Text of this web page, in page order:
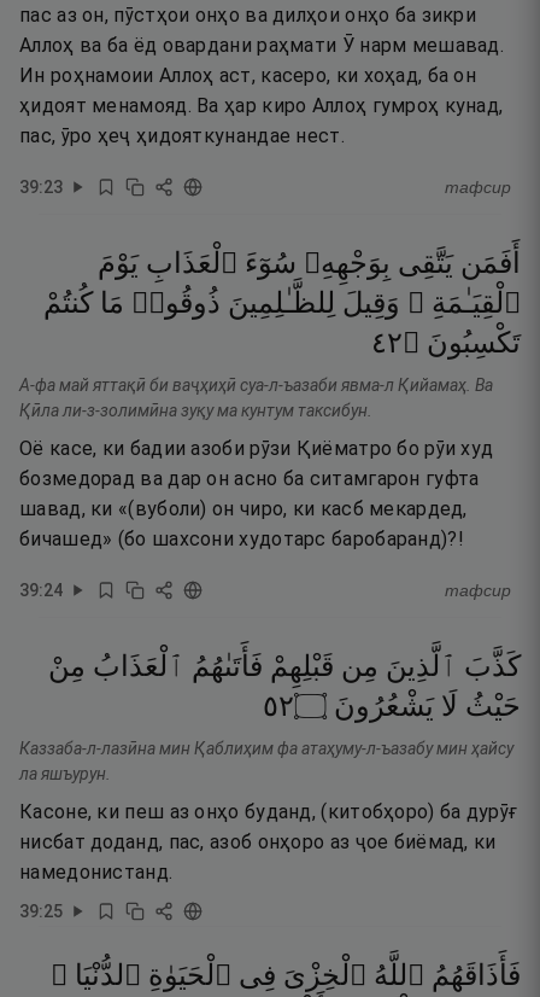
пас аз он, пӯстҳои онҳо ва дилҳои онҳо ба зикри
Аллоҳ ва ба ёд овардани раҳмати Ӯ нарм мешавад.
Ин роҳнамоии Аллоҳ аст, касеро, ки хоҳад, ба он
ҳидоят менамояд. Ва ҳар киро Аллоҳ гумроҳ кунад,
пас, ӯро ҳеҷ ҳидояткунандае нест.
39:23 тафсир
أَفَمَن يَتَّقِى بِوَجْهِهِۦ سُوٓءَ ٱلْعَذَابِ يَوْمَ
ٱلْقِيَـٰمَةِ ۚ وَقِيلَ لِلظَّـٰلِمِينَ ذُوقُوا۟ مَا كُنتُمْ
تَكْسِبُونَ ۝٢٤
А-фа май яттақӣ би ваҷҳиҳӣ суа-л-ъазаби явма-л Қийамаҳ. Ва
Қӣла ли-з-золимӣна зуқу ма кунтум таксибун.
Оё касе, ки бадии азоби рӯзи Қиёматро бо рӯи худ
бозмедорад ва дар он асно ба ситамгарон гуфта
шавад, ки «(вуболи) он чиро, ки касб мекардед,
бичашед» (бо шахсони худотарс баробаранд)?!
39:24 тафсир
كَذَّبَ ٱلَّذِينَ مِن قَبْلِهِمْ فَأَتَىٰهُمُ ٱلْعَذَابُ مِنْ
حَيْثُ لَا يَشْعُرُونَ ۝٢٥
Каззаба-л-лазӣна мин Қаблиҳим фа атаҳуму-л-ъазабу мин ҳайсу
ла яшъурун.
Касоне, ки пеш аз онҳо буданд, (китобҳоро) ба дурӯғ
нисбат доданд, пас, азоб онҳоро аз ҷое биёмад, ки
намедонистанд.
39:25
فَأَذَاقَهُمُ ٱللَّهُ ٱلْخِزْىَ فِى ٱلْحَيَوٰةِ ٱلدُّنْيَا ۖ